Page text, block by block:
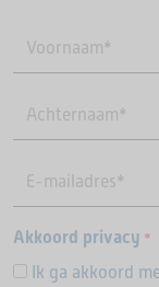
Akkoord privacy *
Ik ga akkoord